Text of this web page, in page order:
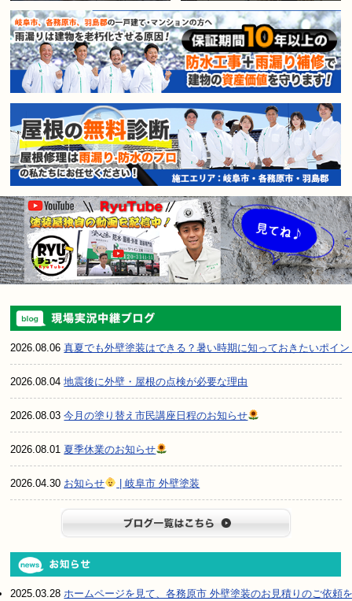
賃貸マンション・アパートオー
2026.08.06真夏でも外壁塗装はできる？暑い時期に知っておきたいポイン
2026.08.04地震後に外壁・屋根の点検が必要な理由
2026.08.03今月の塗り替え市民講座日程のお知らせ
2026.08.01 夏季休業のお知らせ
2026.04.30 お知らせ | 岐阜市 外壁塗装
2025.03.28ホームページを見て、各務原市 外壁塗装のお見積りのご依頼